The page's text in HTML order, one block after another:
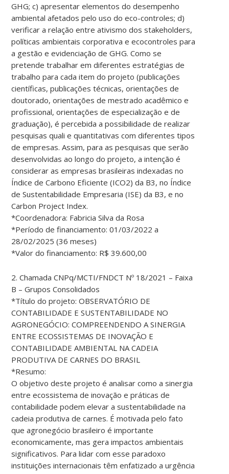
GHG; c) apresentar elementos do desempenho
ambiental afetados pelo uso do eco-controles; d)
verificar a relação entre ativismo dos stakeholders,
políticas ambientais corporativa e ecocontroles para
a gestão e evidenciação de GHG. Como se
pretende trabalhar em diferentes estratégias de
trabalho para cada item do projeto (publicações
científicas, publicações técnicas, orientações de
doutorado, orientações de mestrado acadêmico e
profissional, orientações de especialização e de
graduação), é percebida a possibilidade de realizar
pesquisas quali e quantitativas com diferentes tipos
de empresas. Assim, para as pesquisas que serão
desenvolvidas ao longo do projeto, a intenção é
considerar as empresas brasileiras indexadas no
Índice de Carbono Eficiente (ICO2) da B3, no Índice
de Sustentabilidade Empresaria (ISE) da B3, e no
Carbon Project Index.
*Coordenadora: Fabricia Silva da Rosa
*Período de financiamento: 01/03/2022 a
28/02/2025 (36 meses)
*Valor do financiamento: R$ 39.600,00
2. Chamada CNPq/MCTI/FNDCT Nº 18/2021 – Faixa
B – Grupos Consolidados
*Título do projeto: OBSERVATÓRIO DE
CONTABILIDADE E SUSTENTABILIDADE NO
AGRONEGÓCIO: COMPREENDENDO A SINERGIA
ENTRE ECOSSISTEMAS DE INOVAÇÃO E
CONTABILIDADE AMBIENTAL NA CADEIA
PRODUTIVA DE CARNES DO BRASIL
*Resumo:
O objetivo deste projeto é analisar como a sinergia
entre ecossistema de inovação e práticas de
contabilidade podem elevar a sustentabilidade na
cadeia produtiva de carnes. É motivada pelo fato
que agronegócio brasileiro é importante
economicamente, mas gera impactos ambientais
significativos. Para lidar com esse paradoxo
instituições internacionais têm enfatizado a urgência